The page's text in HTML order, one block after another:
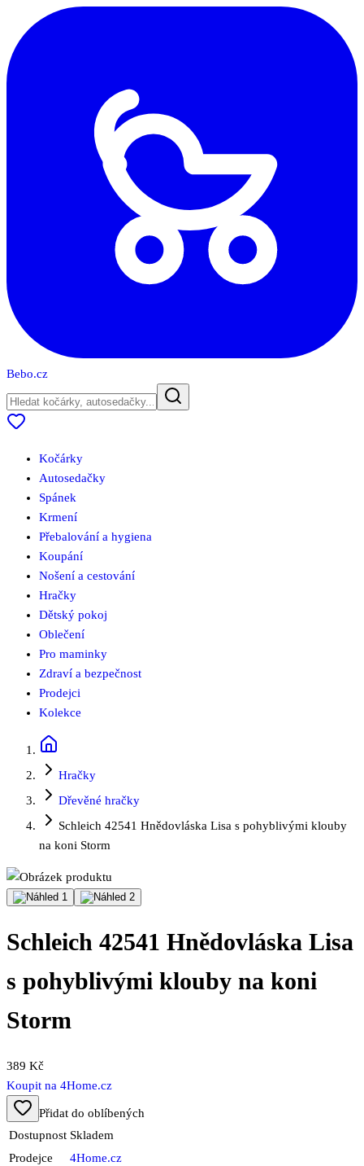
Bebo.cz
Kočárky
Autosedačky
Spánek
Krmení
Přebalování a hygiena
Koupání
Nošení a cestování
Hračky
Dětský pokoj
Oblečení
Pro maminky
Zdraví a bezpečnost
Prodejci
Kolekce
Hračky
Dřevěné hračky
Schleich 42541 Hnědovláska Lisa s pohyblivými klouby
na koni Storm
Schleich 42541 Hnědovláska Lisa
s pohyblivými klouby na koni
Storm
389 Kč
Koupit na 4Home.cz
Přidat do oblíbených
Dostupnost Skladem
Prodejce
4Home.cz